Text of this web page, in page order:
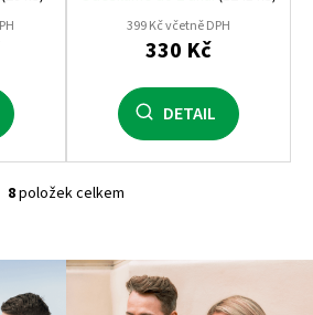
399 Kč včetně DPH
330 Kč
DETAIL
O
l
á
8položek celkem